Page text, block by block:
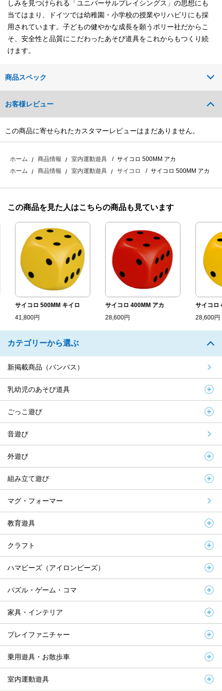
しみを見つけられる「ユニバーサルプレイシングス」の思想にも
当てはまり、ドイツでは幼稚園・小学校の授業やリハビリにも採
用されています。子どもの健やかな成長を願うボリー社だからこ
そ、安全性と品質にこだわったあそび道具をこれからもつくり続
けます。
商品スペック
お客様レビュー
この商品に寄せられたカスタマーレビューはまだありません。
ホーム 商品情報 室内運動遊具
サイコロ 500MM アカ
ホーム
商品情報 室内運動遊具 サイコロ サイコロ 500MM アカ
この商品を見た人はこちらの商品も見ています
サイコロ 500MM キイロ
41,800円
サイコロ 400MM アカ
28,600円
サイコロ
28,600円
カテゴリーから選ぶ
新掲載商品（バンパス）
乳幼児のあそび道具
ごっこ遊び
音遊び
外遊び
組み立て遊び
マグ・フォーマー
教育遊具
クラフト
ハマビーズ（アイロンビーズ）
パズル・ゲーム・コマ
家具・インテリア
プレイファニチャー
乗用遊具・お散歩車
室内運動遊具